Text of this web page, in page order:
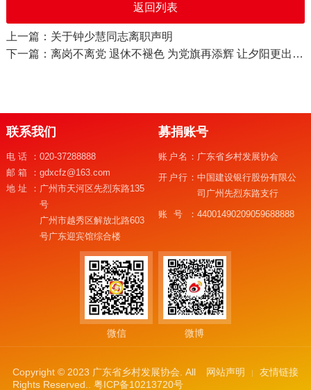
返回列表
上一篇：关于钟少慧同志离职声明
下一篇：离岗不离党 退休不褪色 为党旗再添辉 让夕阳更出彩 广东省乡村发展协会招聘退休离岗专职干部
联系我们
电话： 020-37288888
邮箱： gdxcfz@163.com
地址： 广州市天河区先烈东路135
号
广州市越秀区解放北路603
号广东迎宾馆综合楼
募捐账号
账户名： 广东省乡村发展协会
开户行：中国建设银行股份有限公
司广州先烈东路支行
账号：44001490209059688888
微信 微博
网站声明 友情链接
Copyright © 2023 广东省乡村发展协会. All
Rights Reserved.. 粤ICP备10213720号